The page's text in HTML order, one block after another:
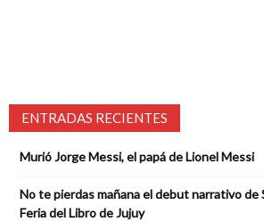
ENTRADAS RECIENTES
Murió Jorge Messi, el papá de Lionel Messi
No te pierdas mañana el debut narrativo de
Feria del Libro de Jujuy